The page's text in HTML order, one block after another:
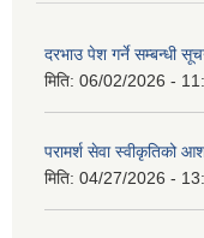
दरभाउ पेश गर्ने सम्बन्धी
मिति: 06/02/2026 -
परामर्श सेवा स्वीकृतिको
मिति: 04/27/2026 -